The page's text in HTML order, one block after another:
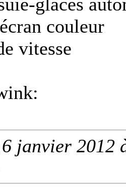
glaces
couleur
vitesse
janvier 2012